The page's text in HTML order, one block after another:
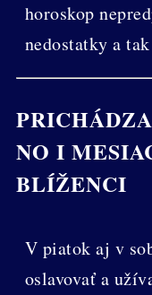
horoskop
nedostatky a
NO I
BLÍŽENCI
V piatok aj v
oslavovať a